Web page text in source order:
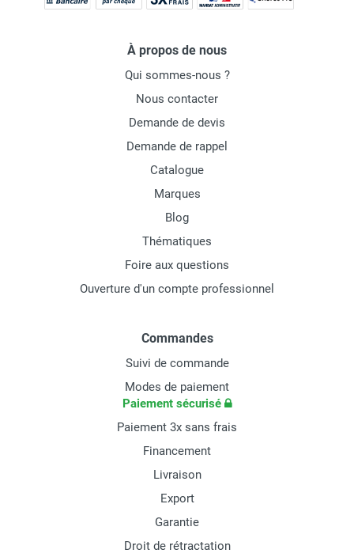
À propos de nous
Qui sommes-nous ?
Nous contacter
Demande de devis
Demande de rappel
Catalogue
Marques
Blog
Thématiques
Foire aux questions
Ouverture d'un compte professionnel
Commandes
Suivi de commande
Modes de paiement
Paiement sécurisé
Paiement 3x sans frais
Financement
Livraison
Export
Garantie
Droit de rétractation